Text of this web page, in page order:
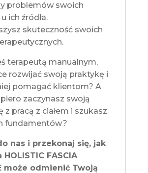
problemów swoich
ich źródła.
skuteczność swoich
terapeutą manualnym,
rozwijać swoją praktykę i
pomagać klientom? A
zaczynasz swoją
z pracą z ciałem i szukasz
fundamentów?
nas i przekonaj się, jak
FASCIA
może odmienić Twoją